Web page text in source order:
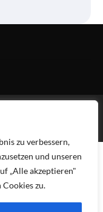
zu verbessern,
und unseren
„Alle akzeptieren"
zu.